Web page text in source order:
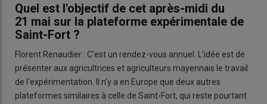
Quel est l'objectif de cet après-midi du
21 mai sur la plateforme expérimentale de
Saint-Fort ?
Florent Renaudier : C'est un rendez-vous annuel. L'idée est de
présenter aux agricultrices et agriculteurs mayennais le travail
de l'expérimentation. Il n'y a en Europe que deux autres
plateformes similaires à celle de Saint-Fort, qui reste pourtant